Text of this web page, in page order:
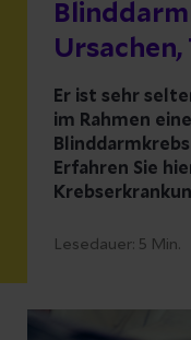
Er ist sehr
im Rahmen
Erfahren Sie
Lesedauer: 5 Min.